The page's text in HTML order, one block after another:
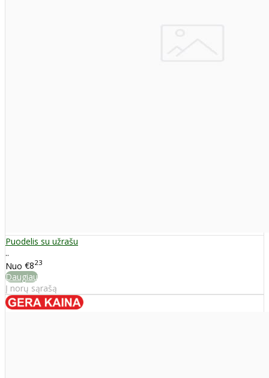
Puodelis su užrašu
..
Nuo €823
Daugiau
Į norų sąrašą